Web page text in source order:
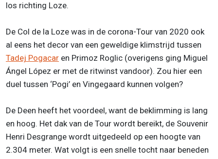
los richting Loze.
De Col de la Loze was in de corona-Tour van 2020 ook
al eens het decor van een geweldige klimstrijd tussen
Tadej Pogacar en Primoz Roglic (overigens ging Miguel
Ángel López er met de ritwinst vandoor). Zou hier een
duel tussen ‘Pogi’ en Vingegaard kunnen volgen?
De Deen heeft het voordeel, want de beklimming is lang
en hoog. Het dak van de Tour wordt bereikt, de Souvenir
Henri Desgrange wordt uitgedeeld op een hoogte van
2.304 meter. Wat volgt is een snelle tocht naar beneden